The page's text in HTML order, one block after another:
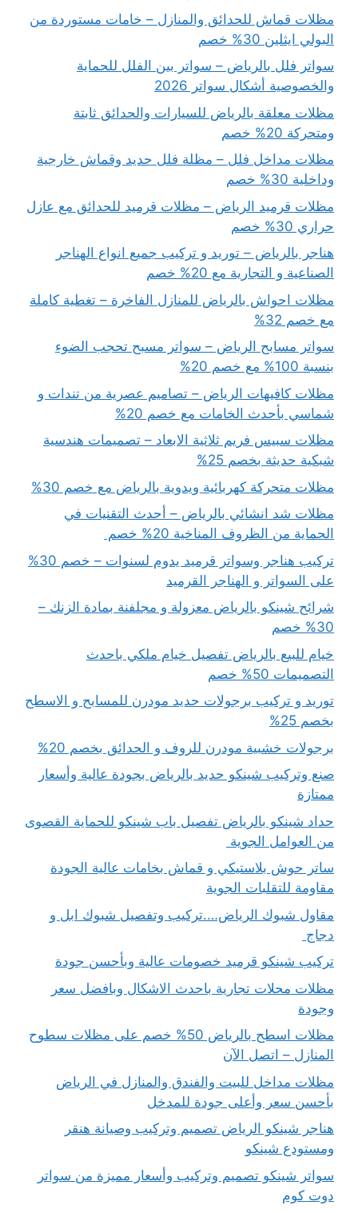
مظلات قماش للحدائق والمنازل – خامات مستوردة من
البولي ايثلين 30% خصم
سواتر فلل بالرياض – سواتر بين الفلل للحماية
والخصوصية أشكال سواتر 2026
مظلات معلقة بالرياض للسيارات والحدائق ثابتة
ومتحركة 20% خصم
مظلات مداخل فلل – مظلة فلل حديد وقماش خارجية
وداخلية 30% خصم
مظلات قرميد الرياض – مظلات قرميد للحدائق مع عازل
حراري 30% خصم
هناجر بالرياض – توريد و تركيب جميع انواع الهناجر
الصناعية و التجارية مع 20% خصم
مظلات احواش بالرياض للمنازل الفاخرة – تغطية كاملة
مع خصم 32%
سواتر مسابح الرياض – سواتر مسبح تحجب الضوء
بنسبة 100% مع خصم 20%
مظلات كافيهات الرياض – تصاميم عصرية من تندات و
شماسي بأحدث الخامات مع خصم 20%
مظلات سبيس فريم ثلاثية الابعاد – تصميمات هندسية
شبكية حديثة بخصم 25%
مظلات متحركة كهربائية ويدوية بالرياض مع خصم 30%
مظلات شد انشائي بالرياض – أحدث التقنيات في
الحماية من الظروف المناخية 20% خصم
تركيب هناجر وسواتر قرميد يدوم لسنوات – خصم 30%
على السواتر و الهناجر القرميد
شرائح شينكو بالرياض معزولة و مجلفنة بمادة الزنك –
30% خصم
خيام للبيع بالرياض تفصيل خيام ملكي باحدث
التصميمات 50% خصم
توريد و تركيب برجولات حديد مودرن للمسابح و الاسطح
بخصم 25%
برجولات خشبية مودرن للروف و الحدائق بخصم 20%
صنع وتركيب شينكو حديد بالرياض بجودة عالية وأسعار
ممتازة
حداد شينكو بالرياض تفصيل باب شينكو للحماية القصوى
من العوامل الجوية
ساتر حوش بلاستيكي و قماش بخامات عالية الجودة
مقاومة للتقلبات الجوية
مقاول شبوك الرياض….تركيب وتفصيل شبوك ابل و
دجاج
تركيب شينكو قرميد خصومات عالية وبأحسن جودة
مظلات محلات تجارية باحدث الاشكال وبافضل سعر
وجودة
مظلات اسطح بالرياض 50% خصم على مظلات سطوح
المنازل – اتصل الآن
مظلات مداخل للبيت والفندق والمنازل في الرياض
بأحسن سعر وأعلى جودة للمدخل
هناجر شينكو الرياض تصميم وتركيب وصيانة هنقر
ومستودع شينكو
سواتر شينكو تصميم وتركيب وأسعار مميزة من سواتر
دوت كوم